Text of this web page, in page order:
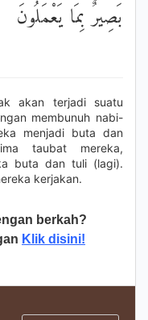
بَصِيرٌ بِمَا يَعْمَلُونَ
akan terjadi suatu
membunuh nabi-
menjadi buta dan
taubat mereka,
buta dan tuli (lagi).
kerjakan.
berkah?
Klik disini!